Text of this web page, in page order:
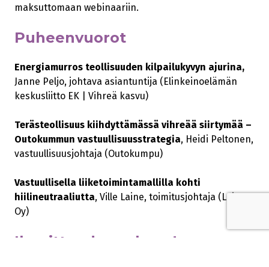
maksuttomaan webinaariin.
Puheenvuorot
Energiamurros teollisuuden kilpailukyvyn ajurina,
Janne Peljo, johtava asiantuntija (Elinkeinoelämän
keskusliitto EK | Vihreä kasvu)
Terästeollisuus kiihdyttämässä vihreää siirtymää –
Outokummun vastuullisuusstrategia, Heidi Peltonen,
vastuullisuusjohtaja (Outokumpu)
Vastuullisella liiketoimintamallilla kohti
hiilineutraaliutta, Ville Laine, toimitusjohtaja (Lojer
Oy)
Ilmoittaudu mukaan!